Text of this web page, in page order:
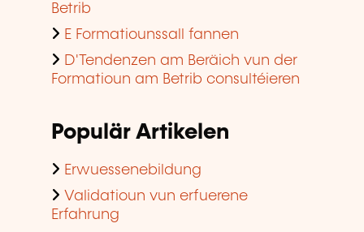
Betrib
E Formatiounssall fannen
D'Tendenzen am Beräich vun der
Formatioun am Betrib consultéieren
Populär Artikelen
Erwuessenebildung
Validatioun vun erfuerene
Erfahrung